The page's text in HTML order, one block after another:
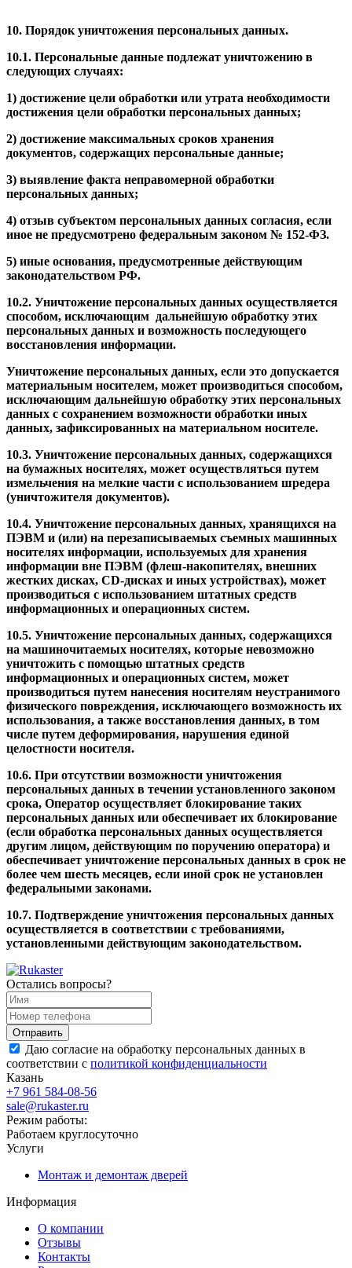
10. Порядок уничтожения персональных данных.
10.1. Персональные данные подлежат уничтожению в
следующих случаях:
1) достижение цели обработки или утрата необходимости
достижения цели обработки персональных данных;
2) достижение максимальных сроков хранения
документов, содержащих персональные данные;
3) выявление факта неправомерной обработки
персональных данных;
4) отзыв субъектом персональных данных согласия, если
иное не предусмотрено федеральным законом № 152-ФЗ.
5) иные основания, предусмотренные действующим
законодательством РФ.
10.2. Уничтожение персональных данных осуществляется
способом, исключающим дальнейшую обработку этих
персональных данных и возможность последующего
восстановления информации.
Уничтожение персональных данных, если это допускается
материальным носителем, может производиться способом,
исключающим дальнейшую обработку этих персональных
данных с сохранением возможности обработки иных
данных, зафиксированных на материальном носителе.
10.3. Уничтожение персональных данных, содержащихся
на бумажных носителях, может осуществляться путем
измельчения на мелкие части с использованием шредера
(уничтожителя документов).
10.4. Уничтожение персональных данных, хранящихся на
ПЭВМ и (или) на перезаписываемых съемных машинных
носителях информации, используемых для хранения
информации вне ПЭВМ (флеш-накопителях, внешних
жестких дисках, CD-дисках и иных устройствах), может
производиться с использованием штатных средств
информационных и операционных систем.
10.5. Уничтожение персональных данных, содержащихся
на машиночитаемых носителях, которые невозможно
уничтожить с помощью штатных средств
информационных и операционных систем, может
производиться путем нанесения носителям неустранимого
физического повреждения, исключающего возможность их
использования, а также восстановления данных, в том
числе путем деформирования, нарушения единой
целостности носителя.
10.6. При отсутствии возможности уничтожения
персональных данных в течении установленного законом
срока, Оператор осуществляет блокирование таких
персональных данных или обеспечивает их блокирование
(если обработка персональных данных осуществляется
другим лицом, действующим по поручению оператора) и
обеспечивает уничтожение персональных данных в срок не
более чем шесть месяцев, если иной срок не установлен
федеральными законами.
10.7. Подтверждение уничтожения персональных данных
осуществляется в соответствии с требованиями,
установленными действующим законодательством.
Остались вопросы?
Даю согласие на обработку персональных данных в
соответствии с политикой конфиденциальности
Казань
+7 961 584-08-56
sale@rukaster.ru
Режим работы:
Работаем круглосуточно
Услуги
Монтаж и демонтаж дверей
Информация
О компании
Отзывы
Контакты